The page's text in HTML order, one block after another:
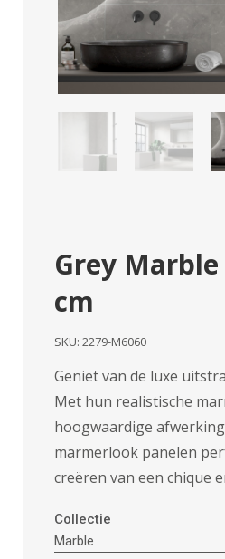
Grey Marble
cm
SKU: 2279-M6060
Geniet van de luxe
Met hun realistische
hoogwaardige
marmerlook panelen
creëren van een chique
Collectie
Marble